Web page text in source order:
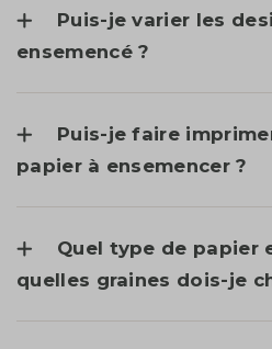
Puis-je varier les
ensemencé ?
Puis-je faire
papier à ensemencer ?
Quel type de papier
quelles graines dois-je